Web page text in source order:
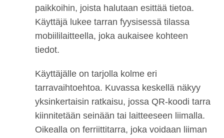
paikkoihin, joista halutaan esittää tietoa.
Käyttäjä lukee tarran fyysisessä tilassa
mobiililaitteella, joka aukaisee kohteen
tiedot.
Käyttäjälle on tarjolla kolme eri
tarravaihtoehtoa. Kuvassa keskellä näkyy
yksinkertaisin ratkaisu, jossa QR-koodi tarra
kiinnitetään seinään tai laitteeseen liimalla.
Oikealla on ferriittitarra, joka voidaan liiman